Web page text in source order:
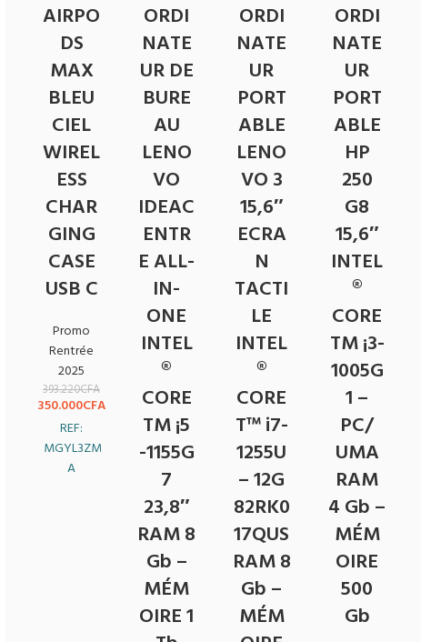
AIRPO
DS
MAX
BLEU
CIEL
WIREL
ESS
CHAR
GING
CASE
USB C
Promo
Rentrée
2025
393.220CFA
350.000CFA
REF:
MGYL3ZM
A
ORDI
NATE
UR DE
BURE
AU
LENO
VO
IDEAC
ENTR
E ALL-
IN-
ONE
INTEL
®
CORE
TM ¡5
-1155G
7
23,8″
RAM 8
Gb –
MÉM
OIRE 1
ORDI
NATE
UR
PORT
ABLE
LENO
VO 3
15,6″
ECRA
N
TACTI
LE
INTEL
®
CORE
T™ i7-
1255U
– 12G
82RK0
17QUS
RAM 8
Gb –
MÉM
ORDI
NATE
UR
PORT
ABLE
HP
250
G8
15,6″
INTEL
®
CORE
TM ¡3-
1005G
1 –
PC/
UMA
RAM
4 Gb –
MÉM
OIRE
500
Gb